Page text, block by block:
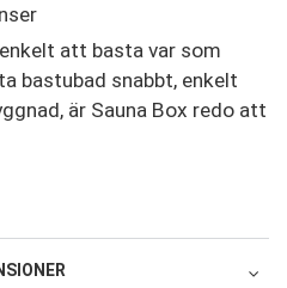
att basta var som
bastubad snabbt, enkelt
är Sauna Box redo att